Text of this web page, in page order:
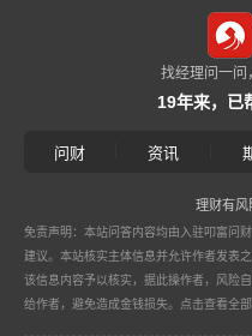
找经理问一问
19年来，已
问财 资讯
理财有
免责声明：本站问答内容均由入驻叩富问
建议。本站核实主体信息并允许作者发表
该信息内容予以核实，据此操作者，风险
给作者，避免造成金钱损失。 点击查看全